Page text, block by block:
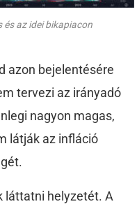
az idei bikapiacon
azon bejelentésére
tervezi az irányadó
nagyon magas,
látják az infláció
láttatni helyzetét. A